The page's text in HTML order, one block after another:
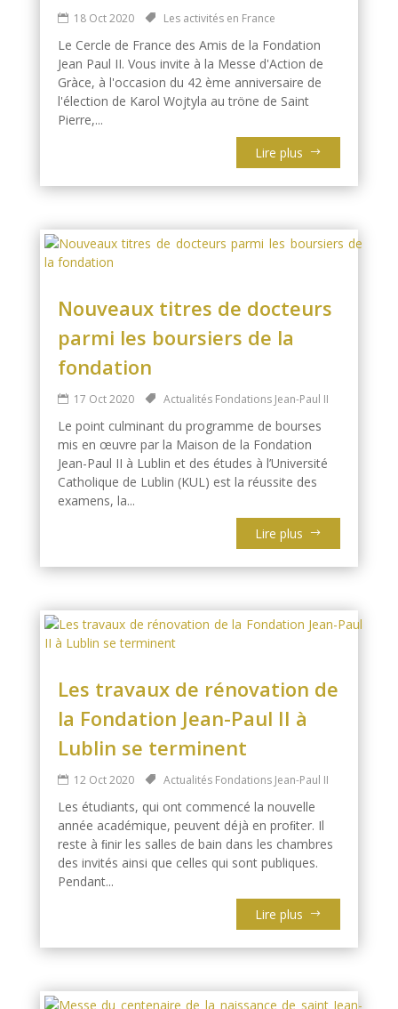
18 Oct 2020 Les activités en France
Le Cercle de France des Amis de la Fondation
Jean Paul II. Vous invite à la Messe d'Action de
Gràce, à l'occasion du 42 ème anniversaire de
l'élection de Karol Wojtyla au tröne de Saint
Pierre,...
Lire plus
Nouveaux titres de docteurs
parmi les boursiers de la
fondation
17 Oct 2020 Actualités Fondations Jean-Paul II
Le point culminant du programme de bourses
mis en œuvre par la Maison de la Fondation
Jean-Paul II à Lublin et des études à l’Université
Catholique de Lublin (KUL) est la réussite des
examens, la...
Lire plus
Les travaux de rénovation de
la Fondation Jean-Paul II à
Lublin se terminent
12 Oct 2020 Actualités Fondations Jean-Paul II
Les étudiants, qui ont commencé la nouvelle
année académique, peuvent déjà en proﬁter. Il
reste à ﬁnir les salles de bain dans les chambres
des invités ainsi que celles qui sont publiques.
Pendant...
Lire plus